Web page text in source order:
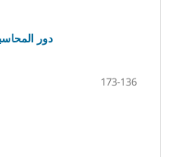
دور
173-136